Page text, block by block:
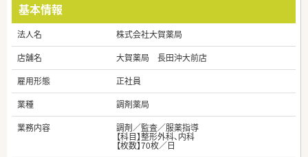
基本情報
法人名
株式会社大賀薬局
店舗名
大賀薬局 長田沖大前店
雇用形態
正社員
業種
調剤薬局
業務内容
調剤／監査／服薬指導
【科目】整形外科、内科
【枚数】70枚／日